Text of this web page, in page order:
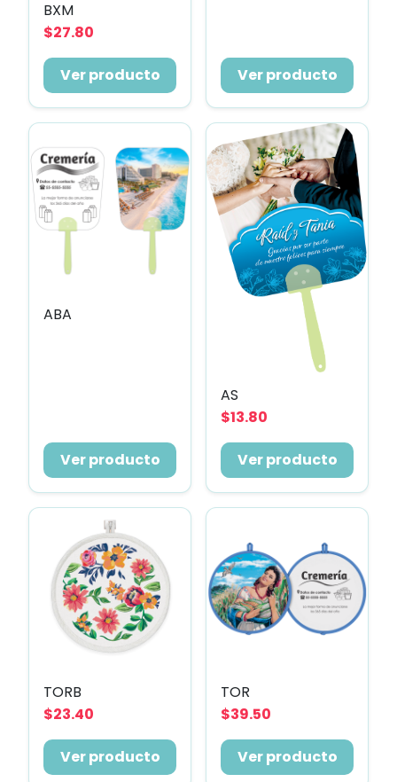
BXM
$27.80
Ver producto Ver producto
ABA
Ver producto
AS
$13.80
Ver producto
TORB
$23.40
Ver producto
TOR
$39.50
Ver producto